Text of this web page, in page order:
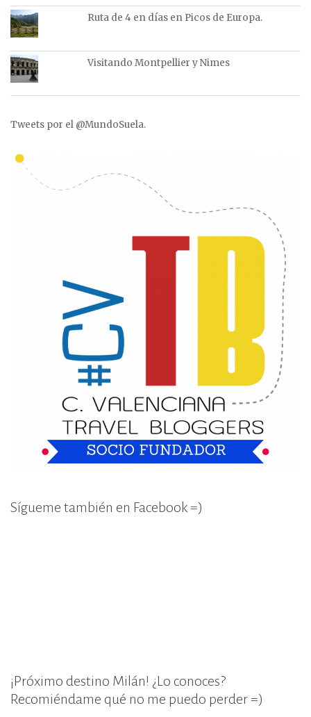
Ruta de 4 en días en Picos de Europa.
Visitando Montpellier y Nimes
Tweets por el @MundoSuela.
Sígueme también en Facebook =)
¡Próximo destino Milán! ¿Lo conoces?
Recomiéndame qué no me puedo perder =)